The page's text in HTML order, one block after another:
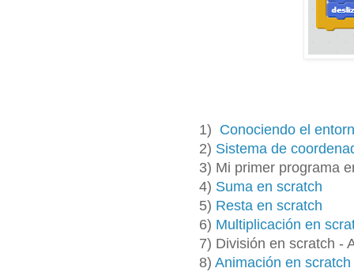
1) Conociendo el
2) Sistema de
3) Mi primer programa
4) Suma en scratch
5) Resta en scratch
6) Multiplicación en
7) División en scratch -
8) Animación en scratch